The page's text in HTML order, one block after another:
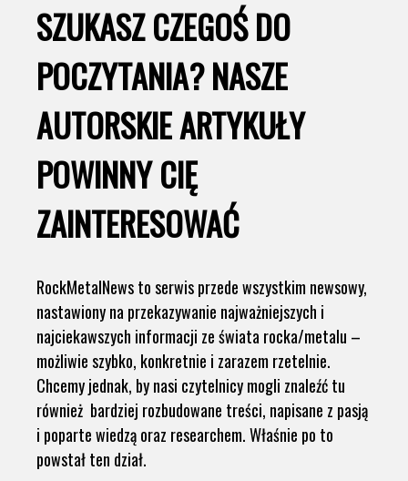
SZUKASZ CZEGOŚ DO
POCZYTANIA? NASZE
AUTORSKIE ARTYKUŁY
POWINNY CIĘ
ZAINTERESOWAĆ
RockMetalNews to serwis przede wszystkim newsowy,
nastawiony na przekazywanie najważniejszych i
najciekawszych informacji ze świata rocka/metalu –
możliwie szybko, konkretnie i zarazem rzetelnie.
Chcemy jednak, by nasi czytelnicy mogli znaleźć tu
również bardziej rozbudowane treści, napisane z pasją
i poparte wiedzą oraz researchem. Właśnie po to
powstał ten dział.